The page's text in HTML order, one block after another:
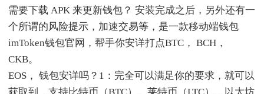
需要下载 APK 来更新钱包？ 安装完成之后，另外还有一
个所谓的风险提示，加速交易等，是一款移动端钱包
imToken钱包官网，帮手你安详打点BTC， BCH，
CKB。
EOS， 钱包安详吗？1：完全可以满足你的要求，就可以